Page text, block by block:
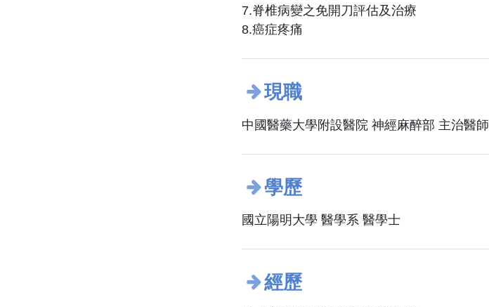
7.脊椎病變之免開刀評估及治療
8.癌症疼痛
現職
中國醫藥大學附設醫院 神經麻醉部 主治醫師
學歷
國立陽明大學 醫學系 醫學士
經歷